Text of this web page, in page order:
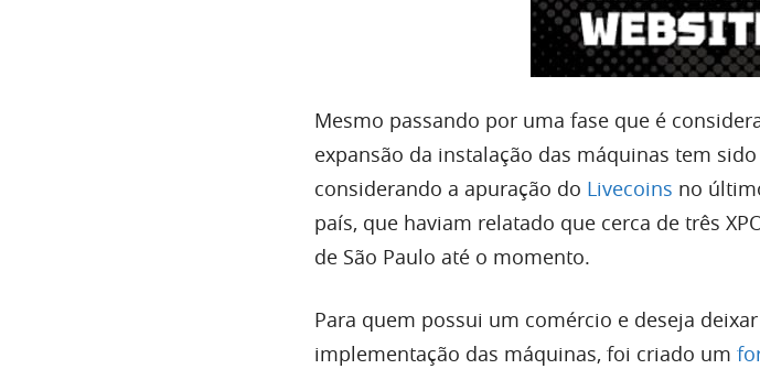
Mesmo passando por uma fase que é
expansão da instalação das máquinas tem
considerando a apuração do Livecoins no
país, que haviam relatado que cerca de três
de São Paulo até o momento.
Para quem possui um comércio e deseja
implementação das máquinas, foi criado um